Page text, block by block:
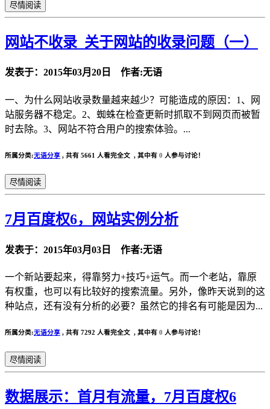
尽情阅读
网站不收录_关于网站的收录问题（一）
发表于：2015年03月20日 作者:无语
一、为什么网站收录数量越来越少？可能造成的原因：1、网
站服务器不稳定。2、蜘蛛在检查更新时抓取不到网页而被暂
时去除。3、网站不符合用户的搜索体验。...
所属分类:无语分享 , 共有 5661 人看完全文 , 其中有 0 人参与讨论！
尽情阅读
7月百度权6，网站实例分析
发表于：2015年03月03日 作者:无语
一个新站要起来，得靠努力+技巧+运气。而一个老站，靠原
有权重，也可以有比较好的搜索流量。另外，像昨天说到的这
种站点，还有没有分析的必要？虽然它的排名有可能是因为...
所属分类:无语分享 , 共有 7292 人看完全文 , 其中有 0 人参与讨论！
尽情阅读
数据展示：首月有流量，7月百度权6